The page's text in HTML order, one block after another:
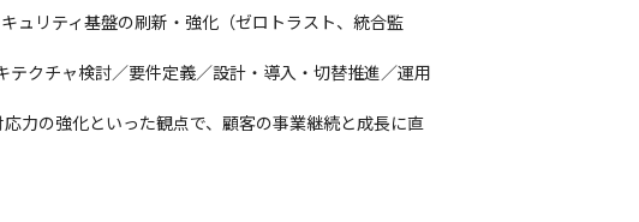
ュリティ基盤の刷新・強化（ゼロトラスト、統合監
クチャ検討／要件定義／設計・導入・切替推進／運用
力の強化といった観点で、顧客の事業継続と成長に直